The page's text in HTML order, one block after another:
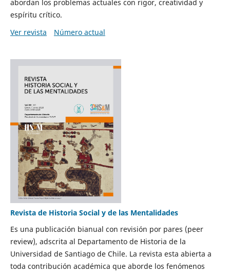
abordan los problemas actuales con rigor, creatividad y
espíritu crítico.
Ver revista
Número actual
Revista de Historia Social y de las Mentalidades
Es una publicación bianual con revisión por pares (peer
review), adscrita al Departamento de Historia de la
Universidad de Santiago de Chile. La revista esta abierta a
toda contribución académica que aborde los fenómenos